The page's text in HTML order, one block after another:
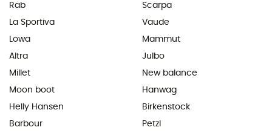
Rab
La Sportiva
Lowa
Altra
Millet
Moon boot
Helly Hansen
Barbour
Scarpa
Vaude
Mammut
Julbo
New balance
Hanwag
Birkenstock
Petzl